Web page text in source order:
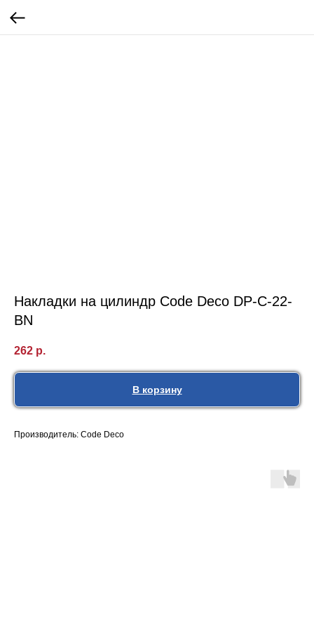
Накладки на цилиндр Code Deco DP-C-22-
BN
262 р.
В корзину
Производитель: Code Deco